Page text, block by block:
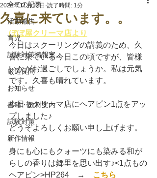
全ての記事
活動報告
育児
試験対策情報室
厳選良問
お知らせ
書籍・教材案内
試験対策
新作情報
久喜に来ています。。
2025年11月22日 読了時間: 1分
ぼぼ屋クリーマ店より
今日はスクーリングの講義のため、久
喜に来ている今日この頃ですが、皆様
いかがお過ごしでしょうか。私は元気
です。久喜も晴れています。
今日もクリーマ店にヘアピン1点をアッ
プしました♪
どうぞよろしくお願い申し上げます。
身にも心にもクォーツにも染みる和が
らしの香りは郷里を思い出す♪<1点もの
ヘアピン>HP264　→ こちら